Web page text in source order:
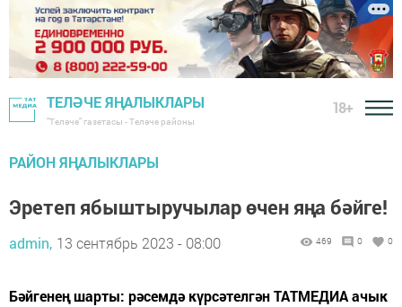
ТЕЛӘЧЕ ЯҢАЛЫКЛАРЫ
"Теләче" газетасы - Теләче районы
18+
РАЙОН ЯҢАЛЫКЛАРЫ
Эретеп ябыштыручылар өчен яңа бәйге!
admin, 13 сентябрь 2023 - 08:00 469 0 0
Бәйгенең шарты: рәсемдә күрсәтелгән ТАТМЕДИА ачык